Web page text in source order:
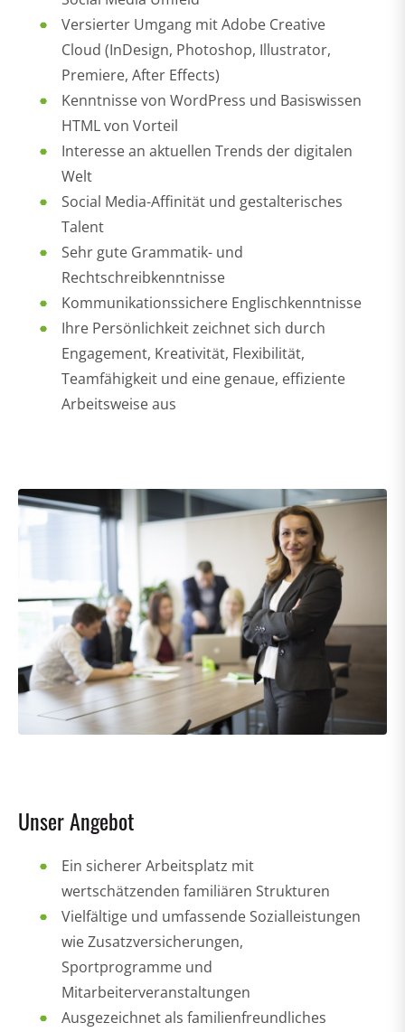
Versierter Umgang mit Adobe Creative
Cloud (InDesign, Photoshop, Illustrator,
Premiere, After Effects)
Kenntnisse von WordPress und Basiswissen
HTML von Vorteil
Interesse an aktuellen Trends der digitalen
Welt
Social Media-Affinität und gestalterisches
Talent
Sehr gute Grammatik- und
Rechtschreibkenntnisse
Kommunikationssichere Englischkenntnisse
Ihre Persönlichkeit zeichnet sich durch
Engagement, Kreativität, Flexibilität,
Teamfähigkeit und eine genaue, effiziente
Arbeitsweise aus
Unser Angebot
Ein sicherer Arbeitsplatz mit
wertschätzenden familiären Strukturen
Vielfältige und umfassende Sozialleistungen
wie Zusatzversicherungen,
Sportprogramme und
Mitarbeiterveranstaltungen
Ausgezeichnet als familienfreundliches